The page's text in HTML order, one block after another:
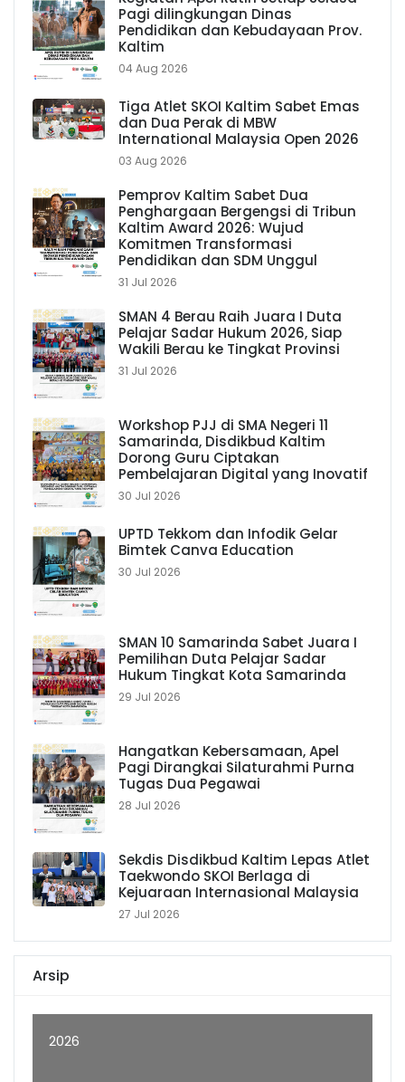
Pagi dilingkungan Dinas
Pendidikan dan Kebudayaan Prov.
Kaltim
04 Aug 2026
Tiga Atlet SKOI Kaltim Sabet Emas
dan Dua Perak di MBW
International Malaysia Open 2026
03 Aug 2026
Pemprov Kaltim Sabet Dua
Penghargaan Bergengsi di Tribun
Kaltim Award 2026: Wujud
Komitmen Transformasi
Pendidikan dan SDM Unggul
31 Jul 2026
SMAN 4 Berau Raih Juara I Duta
Pelajar Sadar Hukum 2026, Siap
Wakili Berau ke Tingkat Provinsi
31 Jul 2026
Workshop PJJ di SMA Negeri 11
Samarinda, Disdikbud Kaltim
Dorong Guru Ciptakan
Pembelajaran Digital yang Inovatif
30 Jul 2026
UPTD Tekkom dan Infodik Gelar
Bimtek Canva Education
30 Jul 2026
SMAN 10 Samarinda Sabet Juara I
Pemilihan Duta Pelajar Sadar
Hukum Tingkat Kota Samarinda
29 Jul 2026
Hangatkan Kebersamaan, Apel
Pagi Dirangkai Silaturahmi Purna
Tugas Dua Pegawai
28 Jul 2026
Sekdis Disdikbud Kaltim Lepas Atlet
Taekwondo SKOI Berlaga di
Kejuaraan Internasional Malaysia
27 Jul 2026
Arsip
2026